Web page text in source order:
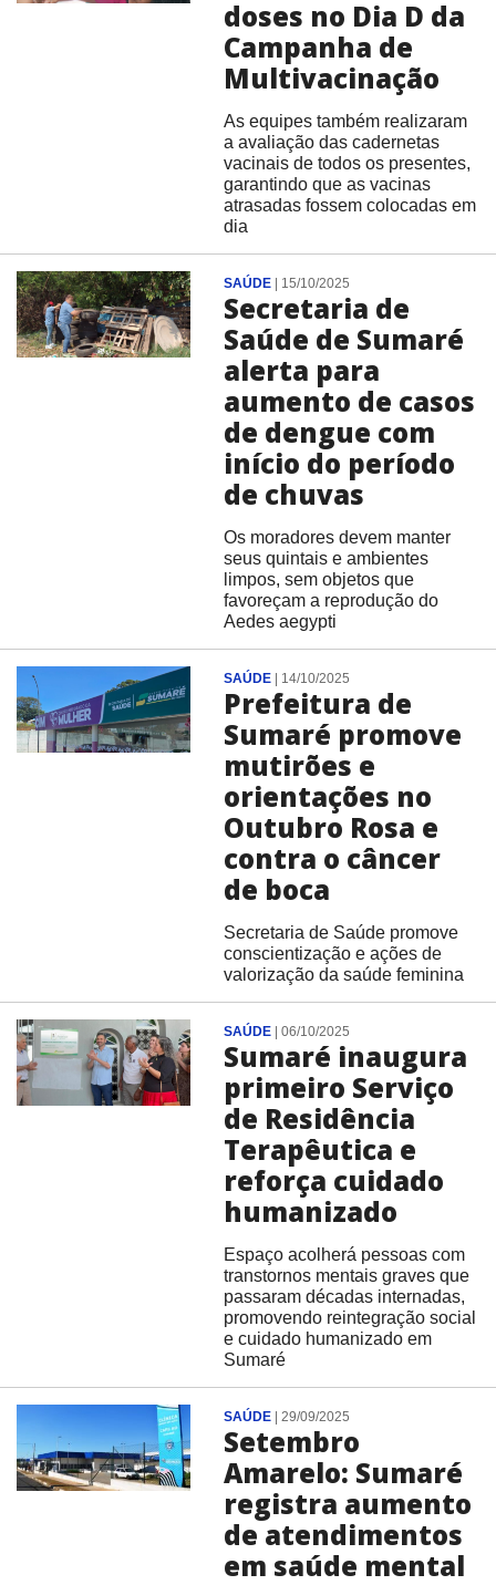
doses no Dia D da
Campanha de
Multivacinação
As equipes também realizaram
a avaliação das cadernetas
vacinais de todos os presentes,
garantindo que as vacinas
atrasadas fossem colocadas em
dia
SAÚDE| 15/10/2025
Secretaria de
Saúde de Sumaré
alerta para
aumento de casos
de dengue com
início do período
de chuvas
Os moradores devem manter
seus quintais e ambientes
limpos, sem objetos que
favoreçam a reprodução do
Aedes aegypti
SAÚDE| 14/10/2025
Prefeitura de
Sumaré promove
mutirões e
orientações no
Outubro Rosa e
contra o câncer
de boca
Secretaria de Saúde promove
conscientização e ações de
valorização da saúde feminina
SAÚDE| 06/10/2025
Sumaré inaugura
primeiro Serviço
de Residência
Terapêutica e
reforça cuidado
humanizado
Espaço acolherá pessoas com
transtornos mentais graves que
passaram décadas internadas,
promovendo reintegração social
e cuidado humanizado em
Sumaré
SAÚDE| 29/09/2025
Setembro
Amarelo: Sumaré
registra aumento
de atendimentos
em saúde mental